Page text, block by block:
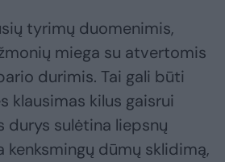
tyrimų duomenimis,
miega su atvertomis
durimis. Tai gali būti
klausimas kilus gaisrui
durys sulėtina liepsnų
kenksmingų dūmų sklidimą,